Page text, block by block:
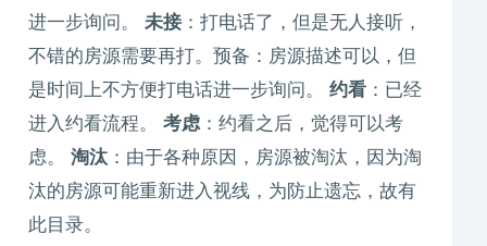
进一步询问。 未接 ：打电话了，但是无人接听，
不错的房源需要再打。预备：房源描述可以，但
是时间上不方便打电话进一步询问。 约看 ：已经
进入约看流程。 考虑：约看之后，觉得可以考
虑。 淘汰 ：由于各种原因，房源被淘汰，因为淘
汰的房源可能重新进入视线，为防止遗忘，故有
此目录。